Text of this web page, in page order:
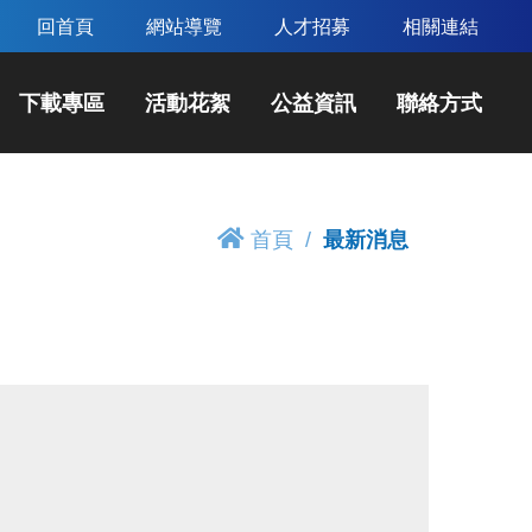
回首頁 網站導覽 人才招募 相關連結
下載專區 活動花絮 公益資訊 聯絡方式
首頁 最新消息